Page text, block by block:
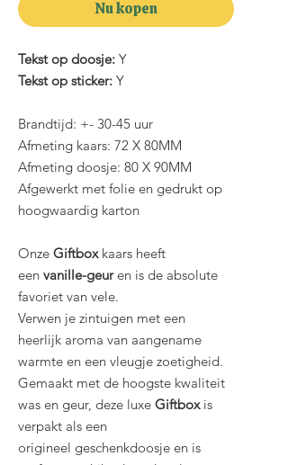
Nu kopen
Tekst op doosje: Y
Tekst op sticker: Y
Brandtijd: +- 30-45 uur
Afmeting kaars: 72 X 80MM
Afmeting doosje: 80 X 90MM
Afgewerkt met folie en gedrukt op
hoogwaardig karton
Onze Giftboxkaars heeft
een vanille-geuren is de absolute
favoriet van vele.
Verwen je zintuigen met een
heerlijk aroma van aangename
warmte en een vleugje zoetigheid.
Gemaakt met de hoogste kwaliteit
was en geur, deze luxe Giftboxis
verpakt als een
origineel geschenkdoosje en is